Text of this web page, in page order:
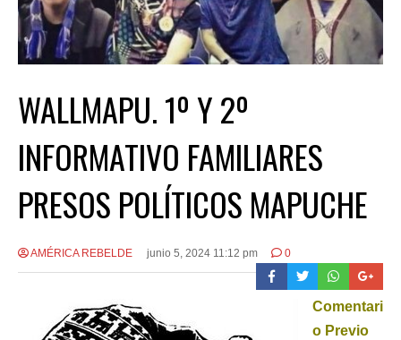
WALLMAPU. 1º Y 2º
INFORMATIVO FAMILIARES
PRESOS POLÍTICOS MAPUCHE
AMÉRICA REBELDE junio 5, 2024 11:12 pm 0
Comentari
o Previo